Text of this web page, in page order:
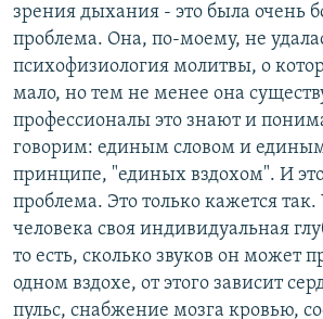
зрения дыхания - это была очень
проблема. Она, по-моему, не
психофизиология молитвы, о
мало, но тем не менее она
профессионалы это знают и
говорим: единым словом и
принципе, "единых вздохом". И
проблема. Это только кажется
человека своя индивидуальная
то есть, сколько звуков он может
одном вздохе, от этого зависит
пульс, снабжение мозга кровью,